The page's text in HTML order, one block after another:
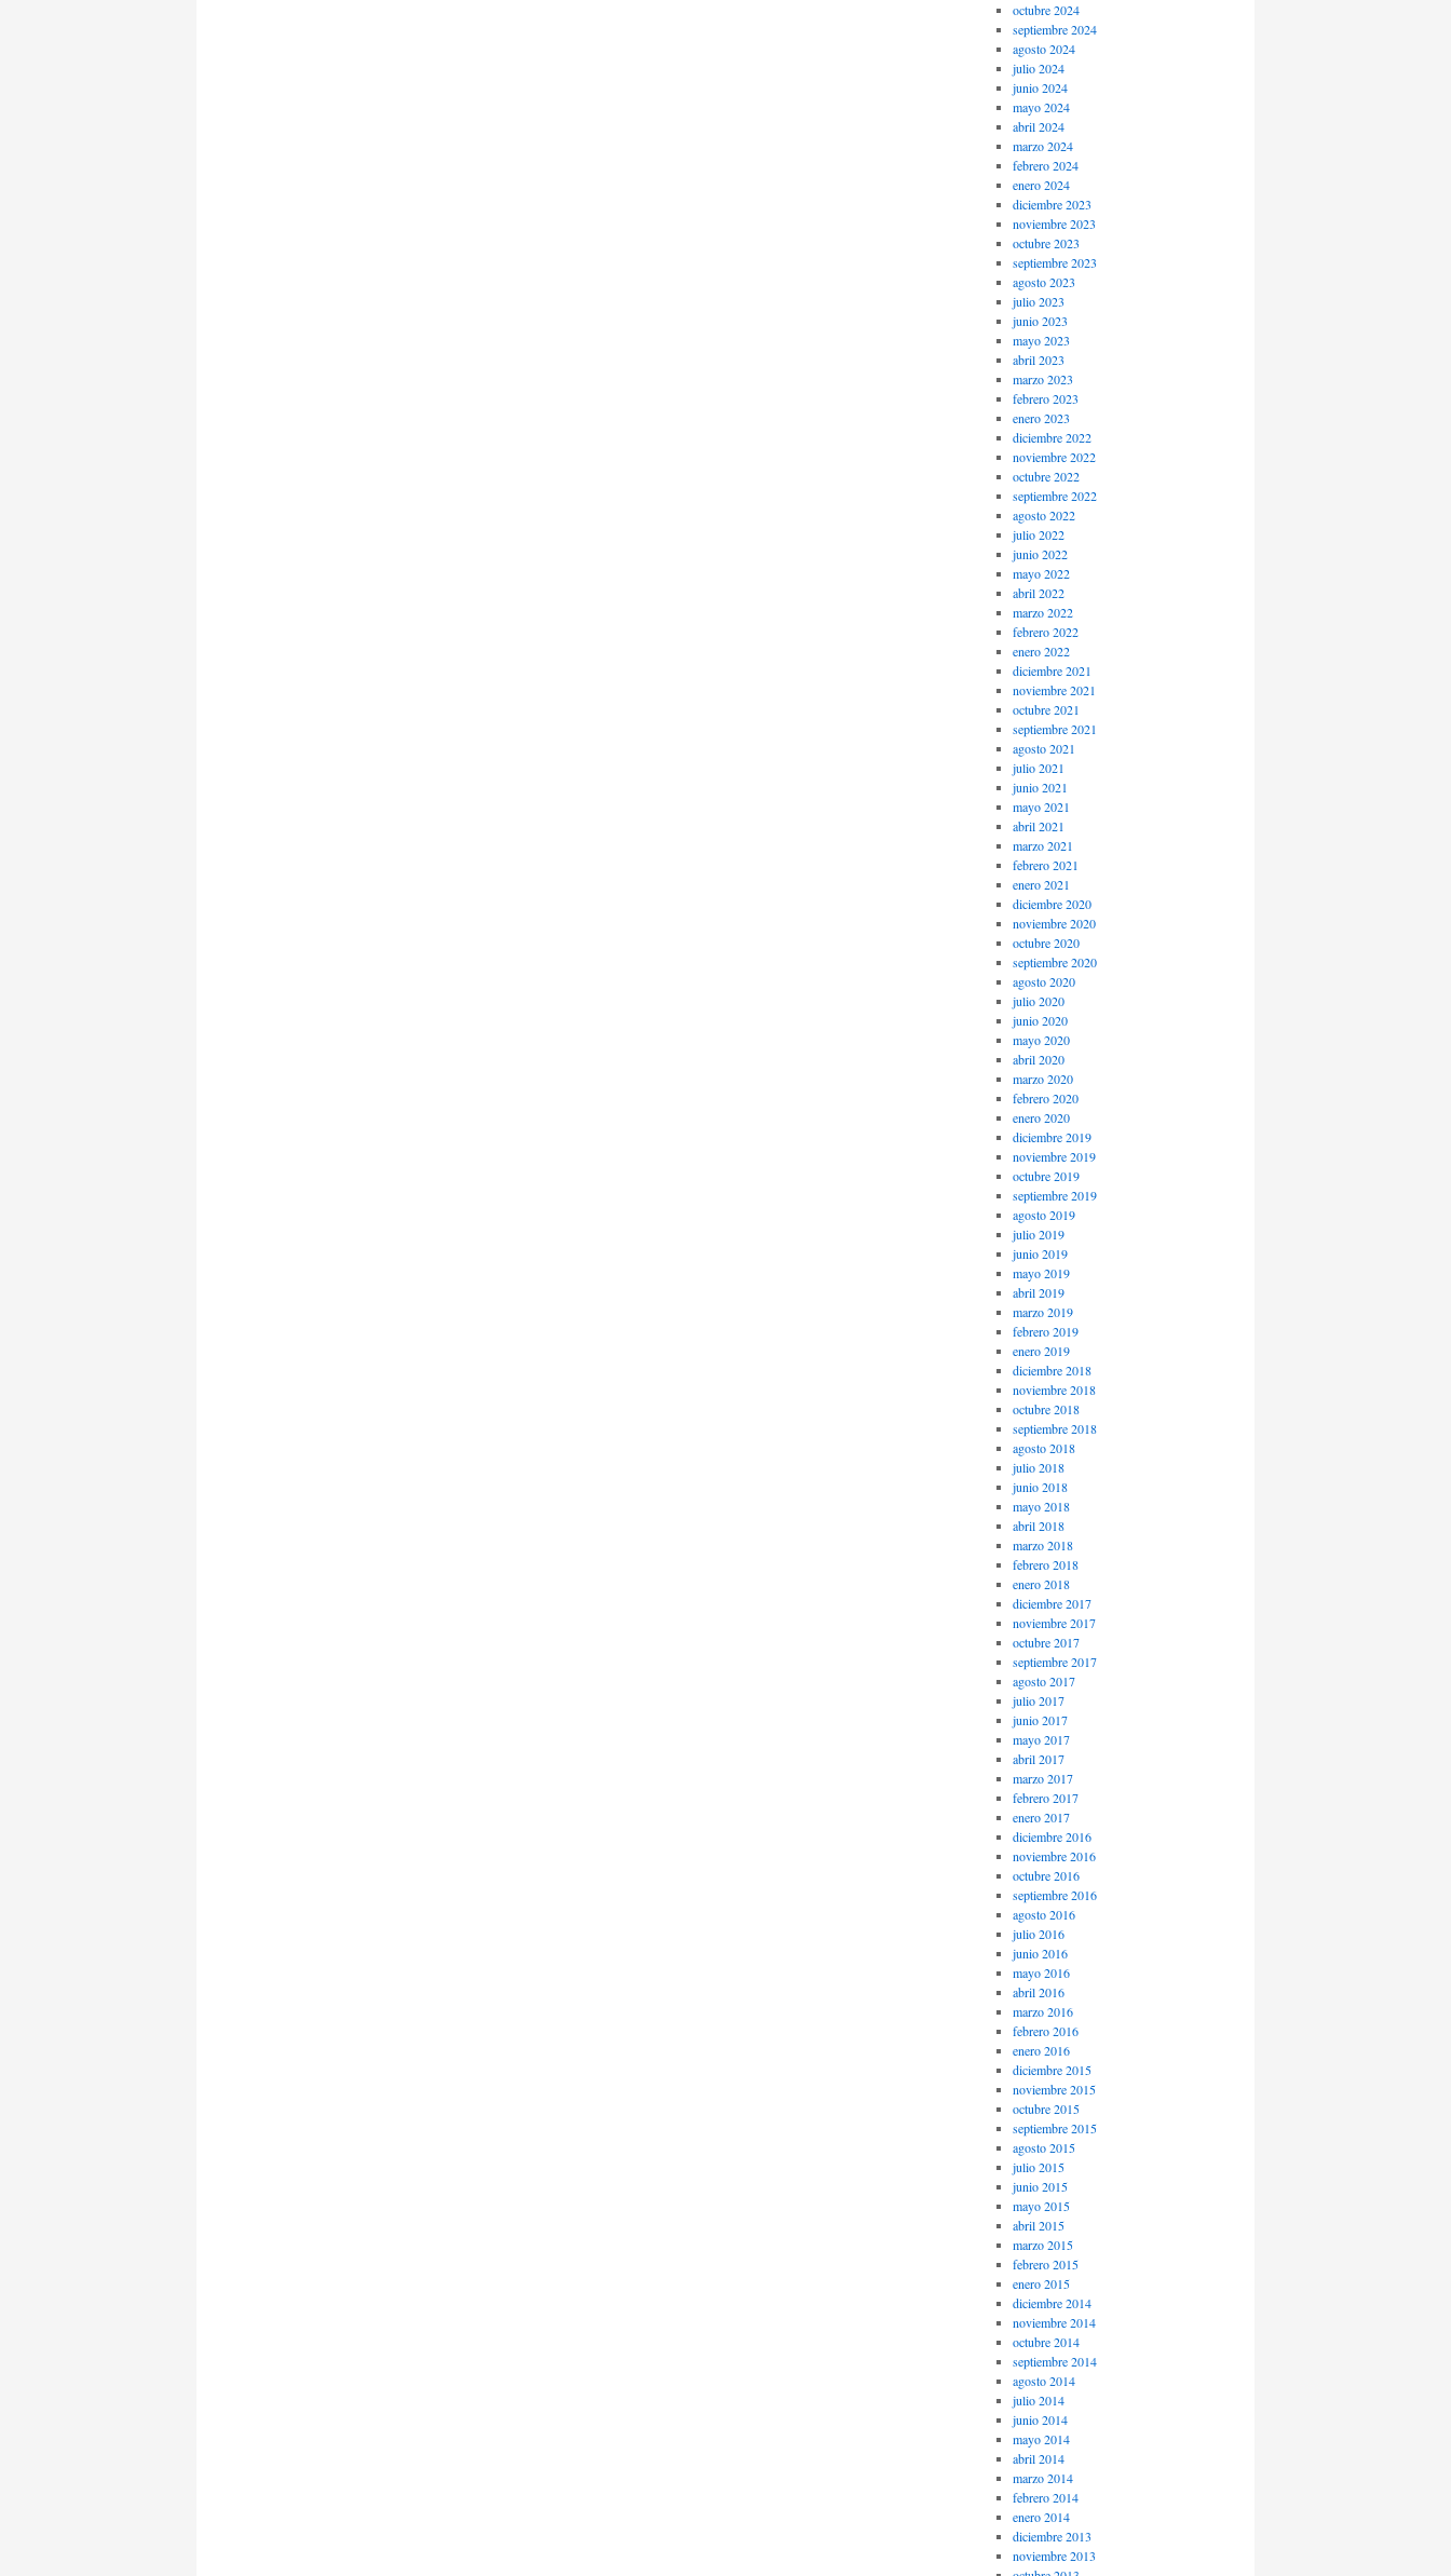
octubre 2024
septiembre 2024
agosto 2024
julio 2024
junio 2024
mayo 2024
abril 2024
marzo 2024
febrero 2024
enero 2024
diciembre 2023
noviembre 2023
octubre 2023
septiembre 2023
agosto 2023
julio 2023
junio 2023
mayo 2023
abril 2023
marzo 2023
febrero 2023
enero 2023
diciembre 2022
noviembre 2022
octubre 2022
septiembre 2022
agosto 2022
julio 2022
junio 2022
mayo 2022
abril 2022
marzo 2022
febrero 2022
enero 2022
diciembre 2021
noviembre 2021
octubre 2021
septiembre 2021
agosto 2021
julio 2021
junio 2021
mayo 2021
abril 2021
marzo 2021
febrero 2021
enero 2021
diciembre 2020
noviembre 2020
octubre 2020
septiembre 2020
agosto 2020
julio 2020
junio 2020
mayo 2020
abril 2020
marzo 2020
febrero 2020
enero 2020
diciembre 2019
noviembre 2019
octubre 2019
septiembre 2019
agosto 2019
julio 2019
junio 2019
mayo 2019
abril 2019
marzo 2019
febrero 2019
enero 2019
diciembre 2018
noviembre 2018
octubre 2018
septiembre 2018
agosto 2018
julio 2018
junio 2018
mayo 2018
abril 2018
marzo 2018
febrero 2018
enero 2018
diciembre 2017
noviembre 2017
octubre 2017
septiembre 2017
agosto 2017
julio 2017
junio 2017
mayo 2017
abril 2017
marzo 2017
febrero 2017
enero 2017
diciembre 2016
noviembre 2016
octubre 2016
septiembre 2016
agosto 2016
julio 2016
junio 2016
mayo 2016
abril 2016
marzo 2016
febrero 2016
enero 2016
diciembre 2015
noviembre 2015
octubre 2015
septiembre 2015
agosto 2015
julio 2015
junio 2015
mayo 2015
abril 2015
marzo 2015
febrero 2015
enero 2015
diciembre 2014
noviembre 2014
octubre 2014
septiembre 2014
agosto 2014
julio 2014
junio 2014
mayo 2014
abril 2014
marzo 2014
febrero 2014
enero 2014
diciembre 2013
noviembre 2013